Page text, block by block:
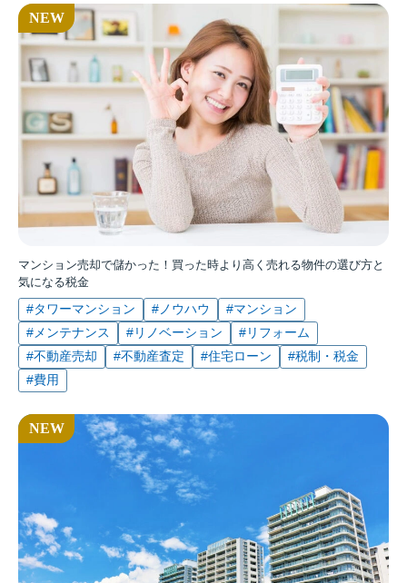
マンション売却で儲かった！買った時より高く売れる物件の選び方と
気になる税金
#タワーマンション #ノウハウ
#マンション
#メンテナンス
#リノベーション
#リフォーム
#不動産売却
#不動産査定 #住宅ローン
#税制・税金
#費用